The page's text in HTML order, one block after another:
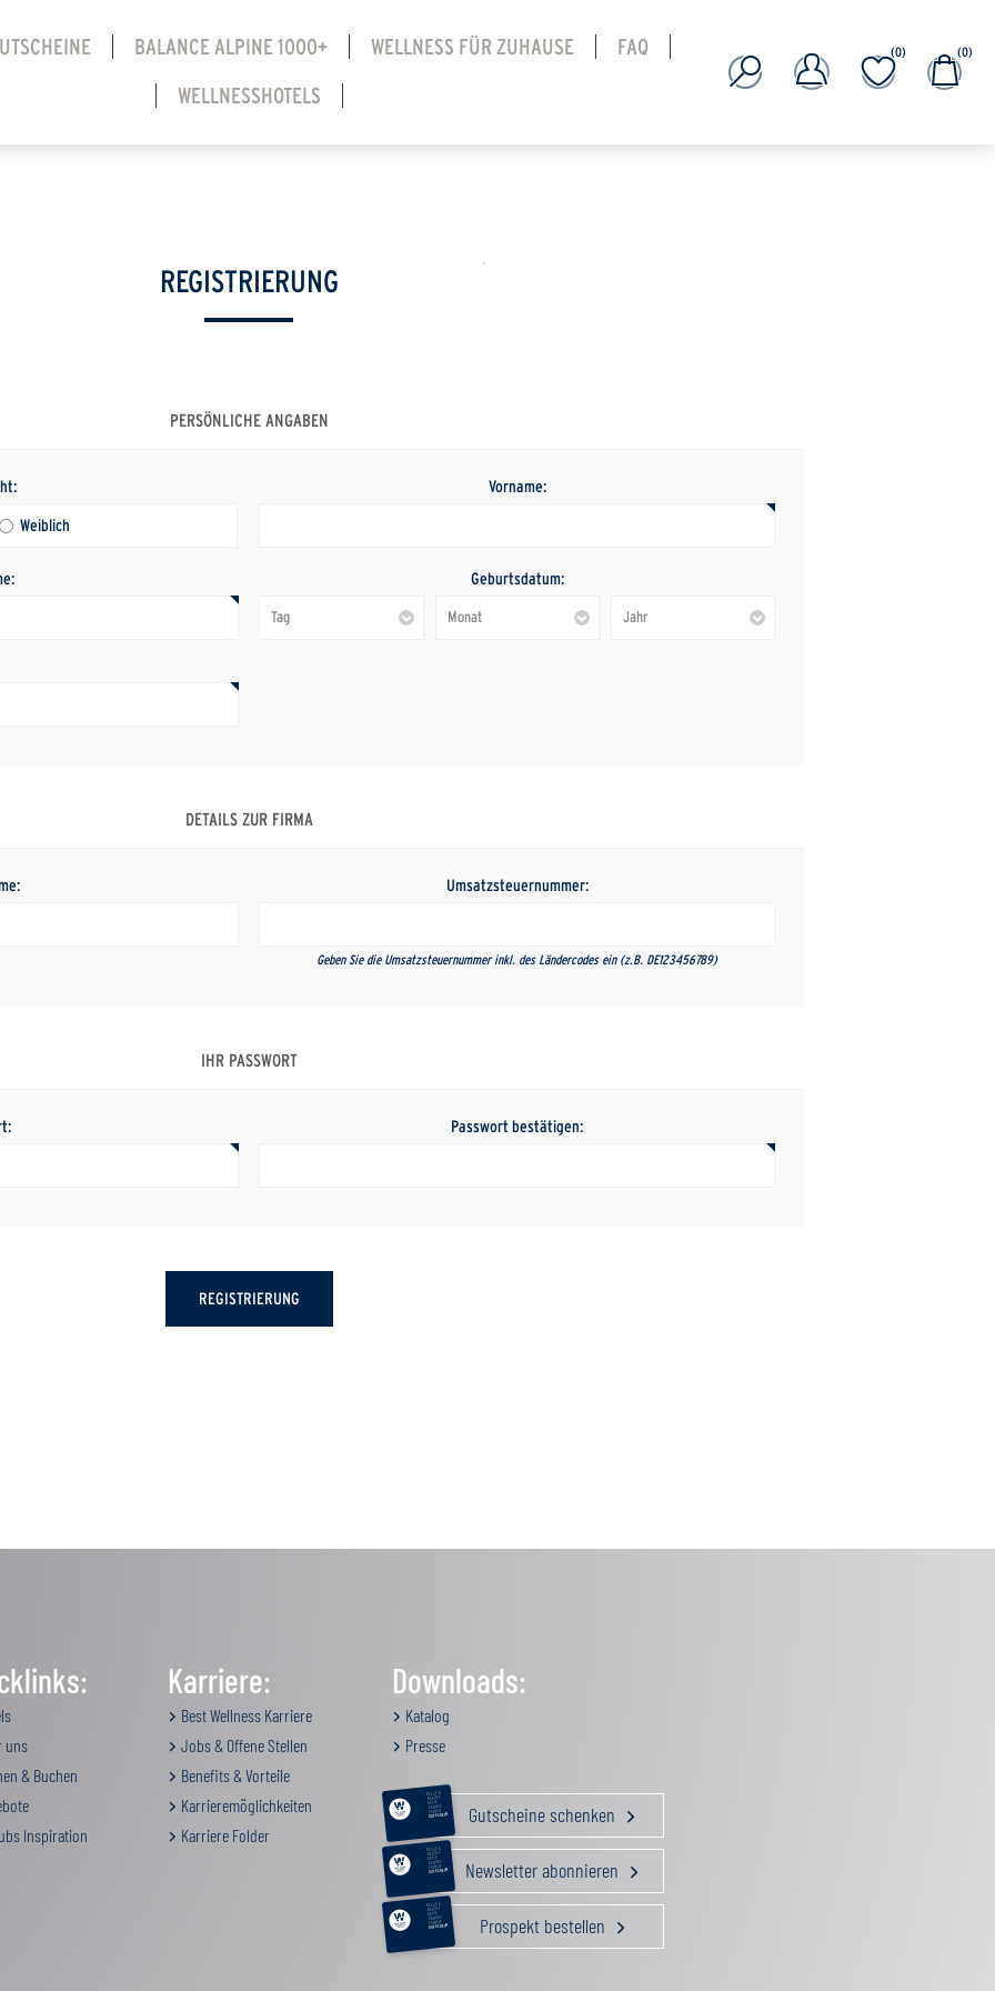
BALANCE ALPINE 1000+ WELLNESS FÜR ZUHAUSE FAQ
WELLNESSHOTELS
(0) (0)
REGISTRIERUNG
PERSÖNLICHE ANGABEN
Weiblich
Vorname:
Geburtsdatum:
DETAILS ZUR FIRMA
Umsatzsteuernummer:
Geben Sie die Umsatzsteuernummer inkl. des Ländercodes ein (z.B. DE123456789)
IHR PASSWORT
Passwort bestätigen:
uns
& Buchen
Inspiration
Karriere:
Best Wellness Karriere
Jobs & Offene Stellen
Benefits & Vorteile
Karrieremöglichkeiten
Karriere Folder
Downloads:
Katalog
Presse
RELAX &
BEAUTY
AKTIV
GENUSS
FAMILIE
GUTSCHEIN Gutscheine schenken
RELAX &
BEAUTY
AKTIV
GENUSS
FAMILIE
GUTSCHEIN Newsletter abonnieren
RELAX &
BEAUTY
AKTIV
GENUSS
FAMILIE
GUTSCHEIN Prospekt bestellen